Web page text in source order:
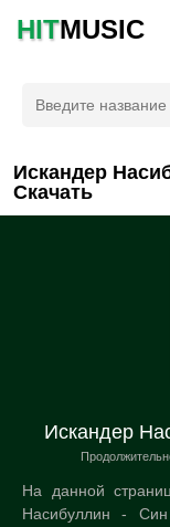
HITMUSIC
Искандер
Скачать
Искандер
На данной
Насибуллин -